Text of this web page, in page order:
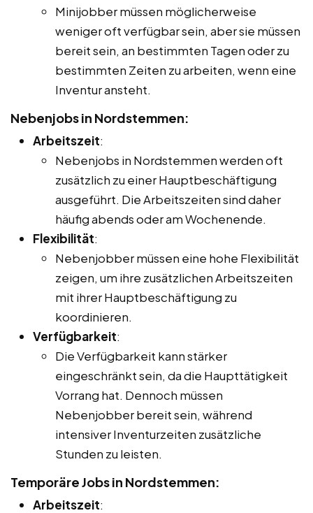
Minijobber müssen möglicherweise
weniger oft verfügbar sein, aber sie müssen
bereit sein, an bestimmten Tagen oder zu
bestimmten Zeiten zu arbeiten, wenn eine
Inventur ansteht.
Nebenjobs in Nordstemmen:
Arbeitszeit:
Nebenjobs in Nordstemmen werden oft
zusätzlich zu einer Hauptbeschäftigung
ausgeführt. Die Arbeitszeiten sind daher
häufig abends oder am Wochenende.
Flexibilität:
Nebenjobber müssen eine hohe Flexibilität
zeigen, um ihre zusätzlichen Arbeitszeiten
mit ihrer Hauptbeschäftigung zu
koordinieren.
Verfügbarkeit:
Die Verfügbarkeit kann stärker
eingeschränkt sein, da die Haupttätigkeit
Vorrang hat. Dennoch müssen
Nebenjobber bereit sein, während
intensiver Inventurzeiten zusätzliche
Stunden zu leisten.
Temporäre Jobs in Nordstemmen:
Arbeitszeit: